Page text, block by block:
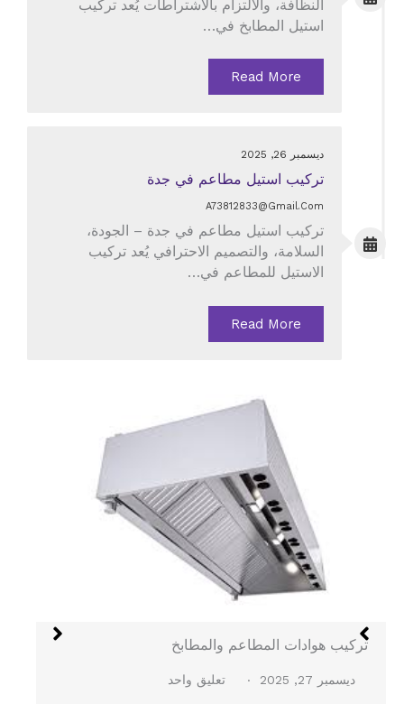
النظافة، والالتزام بالاشتراطات يُعد تركيب
استيل المطابخ في…
Read More
ديسمبر 26, 2025
تركيب استيل مطاعم في جدة
A73812833@gmail.com
تركيب استيل مطاعم في جدة – الجودة،
السلامة، والتصميم الاحترافي يُعد تركيب
الاستيل للمطاعم في…
Read More
هود الستانلس في جدة
ديسمبر 27, 2025 لا توجد تعليقات